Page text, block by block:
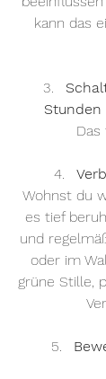
kann das
Stunden
Das
Wohnst du
es tief
und
oder im
grüne Stille,